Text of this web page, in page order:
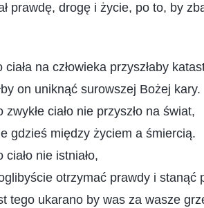
prawdę, drogę i życie, po to, by
ciała na człowieka przyszłaby
on uniknąć surowszej Bożej kary.
zwykłe ciało nie przyszło na świat,
gdzieś między życiem a śmiercią.
ciało nie istniało,
otrzymać prawdy i stanąć
tego ukarano by was za wasze